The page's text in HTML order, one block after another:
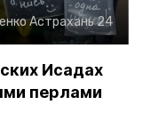
Астрахань 24
Исадах
перлами